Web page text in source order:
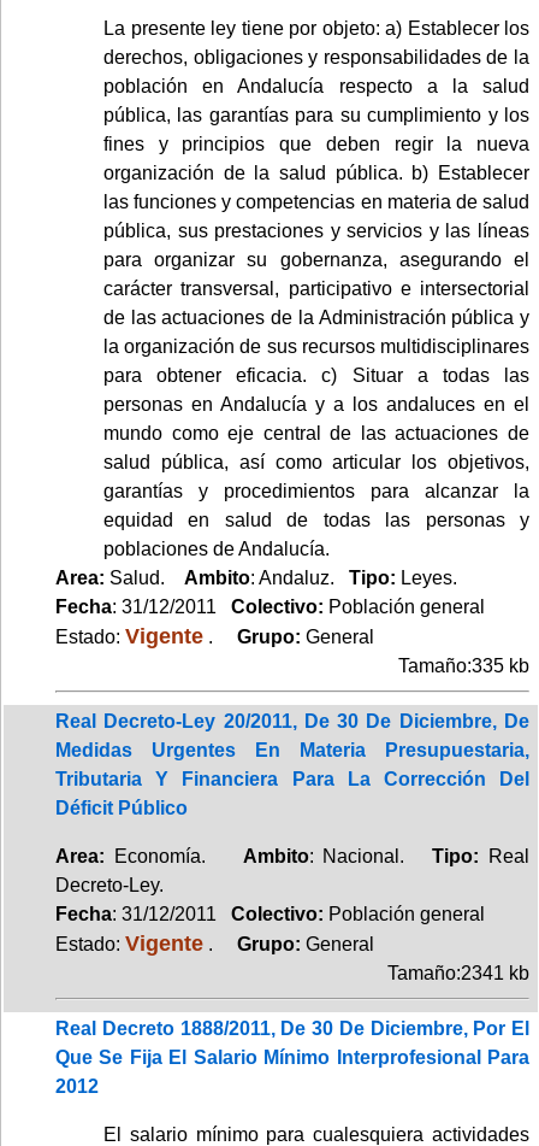
La presente ley tiene por objeto: a) Establecer los
derechos, obligaciones y responsabilidades de la
población en Andalucía respecto a la salud
pública, las garantías para su cumplimiento y los
fines y principios que deben regir la nueva
organización de la salud pública. b) Establecer
las funciones y competencias en materia de salud
pública, sus prestaciones y servicios y las líneas
para organizar su gobernanza, asegurando el
carácter transversal, participativo e intersectorial
de las actuaciones de la Administración pública y
la organización de sus recursos multidisciplinares
para obtener eficacia. c) Situar a todas las
personas en Andalucía y a los andaluces en el
mundo como eje central de las actuaciones de
salud pública, así como articular los objetivos,
garantías y procedimientos para alcanzar la
equidad en salud de todas las personas y
poblaciones de Andalucía.
Area: Salud. Ambito: Andaluz. Tipo: Leyes.
Fecha: 31/12/2011 Colectivo: Población general
Estado: Vigente . Grupo: General
Tamaño:335 kb
Real Decreto-Ley 20/2011, De 30 De Diciembre, De
Medidas Urgentes En Materia Presupuestaria,
Tributaria Y Financiera Para La Corrección Del
Déficit Público
Area: Economía. Ambito: Nacional.Tipo:
Real
Decreto-Ley.
Fecha: 31/12/2011 Colectivo: Población general
Estado: Vigente . Grupo: General
Tamaño:2341 kb
Real Decreto 1888/2011, De 30 De Diciembre, Por El
Que Se Fija El Salario Mínimo Interprofesional Para
2012
El salario mínimo para cualesquiera actividades